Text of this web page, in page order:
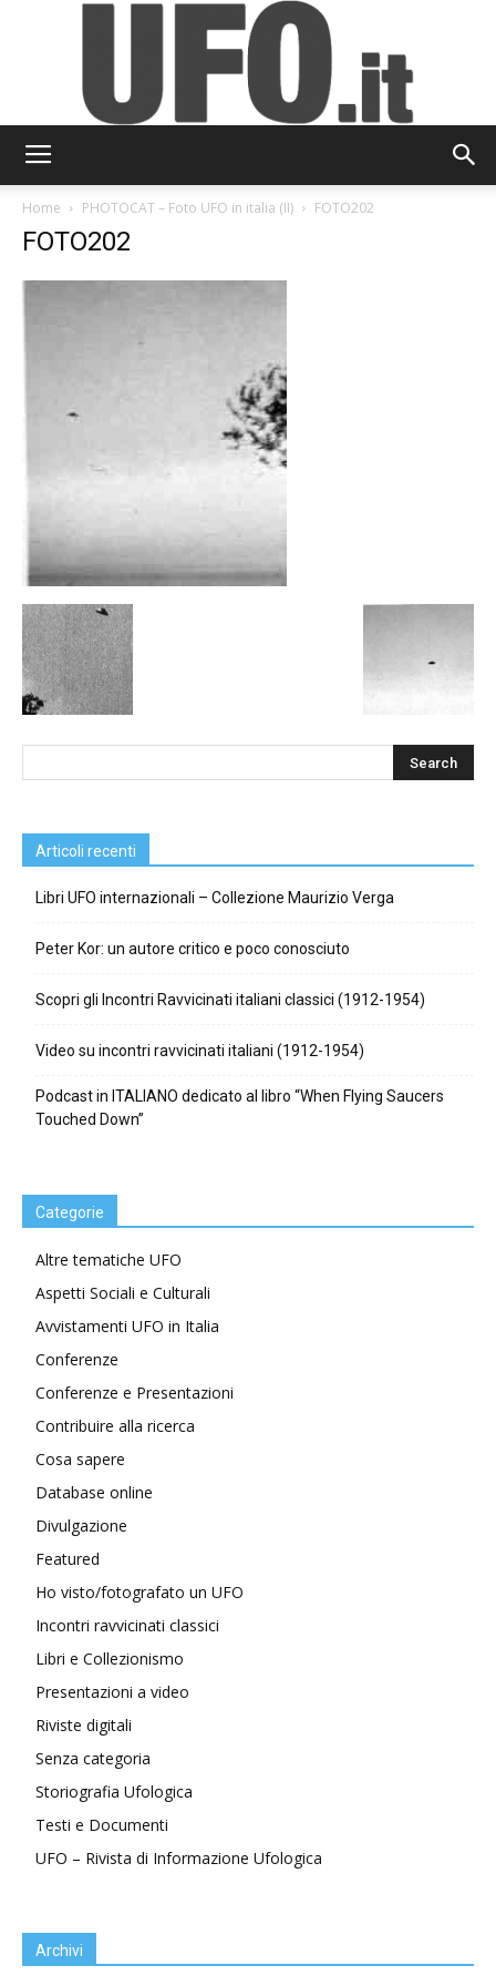
Home PHOTOCAT – Foto UFO in italia (II) FOTO202
FOTO202
Articoli recenti
Libri UFO internazionali – Collezione Maurizio Verga
Peter Kor: un autore critico e poco conosciuto
Scopri gli Incontri Ravvicinati italiani classici (1912-1954)
Video su incontri ravvicinati italiani (1912-1954)
Podcast in ITALIANO dedicato al libro “When Flying Saucers
Touched Down”
Categorie
Altre tematiche UFO
Aspetti Sociali e Culturali
Avvistamenti UFO in Italia
Conferenze
Conferenze e Presentazioni
Contribuire alla ricerca
Cosa sapere
Database online
Divulgazione
Featured
Ho visto/fotografato un UFO
Incontri ravvicinati classici
Libri e Collezionismo
Presentazioni a video
Riviste digitali
Senza categoria
Storiografia Ufologica
Testi e Documenti
UFO – Rivista di Informazione Ufologica
Archivi